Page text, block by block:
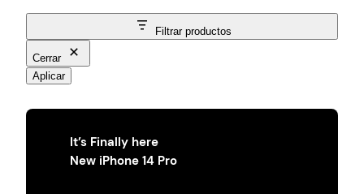
Filtrar productos
Cerrar
Aplicar
It’s Finally here
New iPhone 14 Pro